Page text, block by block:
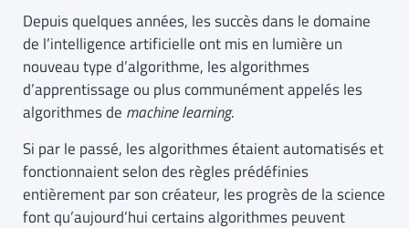
Depuis quelques années, les succès dans le domaine
de l’intelligence artificielle ont mis en lumière un
nouveau type d’algorithme, les algorithmes
d’apprentissage ou plus communément appelés les
algorithmes de machine learning.
Si par le passé, les algorithmes étaient automatisés et
fonctionnaient selon des règles prédéfinies
entièrement par son créateur, les progrès de la science
font qu’aujourd’hui certains algorithmes peuvent